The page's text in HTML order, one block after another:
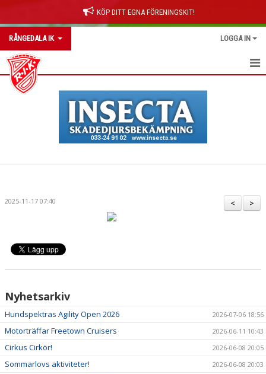
KÖP DITT EGNA FÖRENINGSKIT!
RÅNGEDALA IK LOGGA IN
RÅNGEDALA IK
DOKUMENT
VÅRA LAG/TRÄNARE
MATCHER
STYRELSE
SPONSRING
>
<
2025-11-17 07:40
Nyhetsarkiv
Hundspektras Agility Open 2026 2026-07-06 18:56
Motorträffar Freetown Cruisers 2026-06-11 10:43
Cirkus Cirkör! 2026-06-08 20:05
Sommarlovs aktiviteter! 2026-06-08 20:03